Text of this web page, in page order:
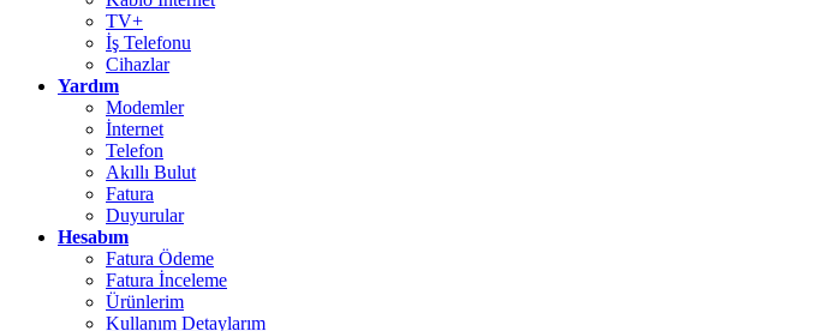
TV+
İş Telefonu
Cihazlar
Yardım
Modemler
İnternet
Telefon
Akıllı Bulut
Fatura
Duyurular
Hesabım
Fatura Ödeme
Fatura İnceleme
Ürünlerim
Kullanım Detaylarım